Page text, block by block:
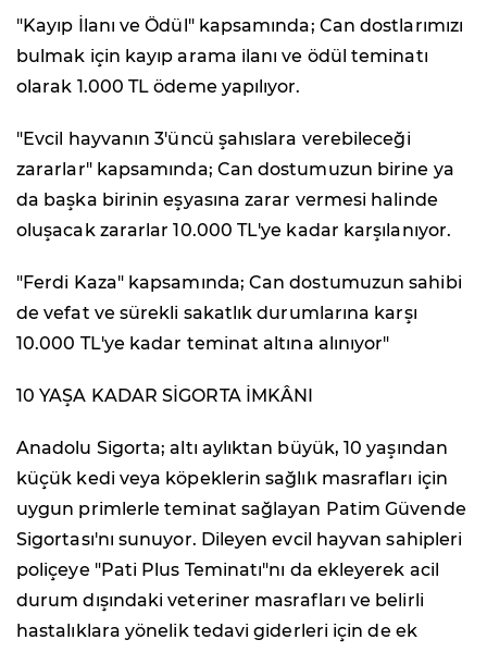
"Kayıp İlanı ve Ödül" kapsamında; Can dostlarımızı
bulmak için kayıp arama ilanı ve ödül teminatı
olarak 1.000 TL ödeme yapılıyor.
"Evcil hayvanın 3'üncü şahıslara verebileceği
zararlar" kapsamında; Can dostumuzun birine ya
da başka birinin eşyasına zarar vermesi halinde
oluşacak zararlar 10.000 TL'ye kadar karşılanıyor.
"Ferdi Kaza" kapsamında; Can dostumuzun sahibi
de vefat ve sürekli sakatlık durumlarına karşı
10.000 TL'ye kadar teminat altına alınıyor"
10 YAŞA KADAR SİGORTA İMKÂNI
Anadolu Sigorta; altı aylıktan büyük, 10 yaşından
küçük kedi veya köpeklerin sağlık masrafları için
uygun primlerle teminat sağlayan Patim Güvende
Sigortası'nı sunuyor. Dileyen evcil hayvan sahipleri
poliçeye "Pati Plus Teminatı"nı da ekleyerek acil
durum dışındaki veteriner masrafları ve belirli
hastalıklara yönelik tedavi giderleri için de ek